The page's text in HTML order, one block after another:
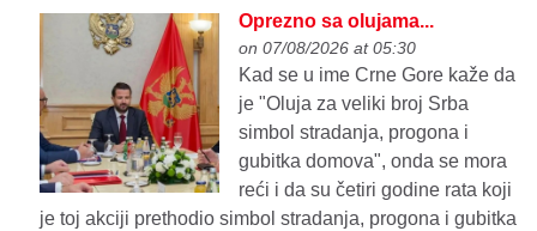
Oprezno sa olujama...
on 07/08/2026 at 05:30
Kad se u ime Crne Gore kaže da
je "Oluja za veliki broj Srba
simbol stradanja, progona i
gubitka domova", onda se mora
reći i da su četiri godine rata koji
je toj akciji prethodio simbol stradanja, progona i gubitka